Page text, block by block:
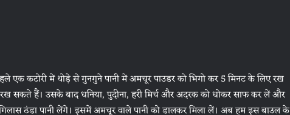
एक कटोरी में थोड़े से गुनगुने पानी में अमचूर पाउडर को भिगो कर 5 मिनट के लिए रख
सकते हैं। उसके बाद धनिया, पुदीना, हरी मिर्च और अदरक को धोकर साफ कर लें और
ठंडा पानी लेंगे। इसमें अमचूर वाले पानी को डालकर मिला लें। अब हम इस बाउल के